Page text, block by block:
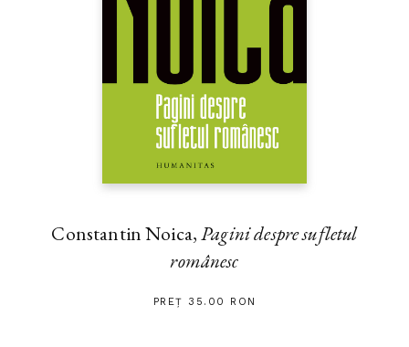
Constantin Noica,Pagini despre sufletul
românesc
PREȚ 35.00 RON